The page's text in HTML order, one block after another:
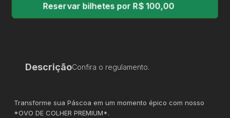
Reservar bilhetes por R$ 100,00
DescriçãoConfira o regulamento.
Transforme sua Páscoa em um momento épico com nosso
*OVO DE COLHER PREMIUM*.